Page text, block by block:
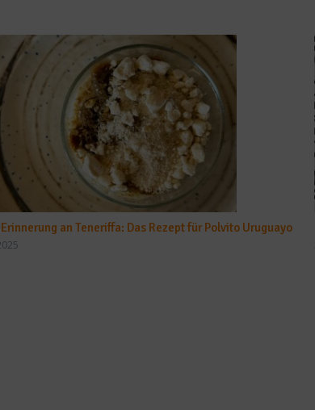
an Teneriffa: Das Rezept für Polvito Uruguayo